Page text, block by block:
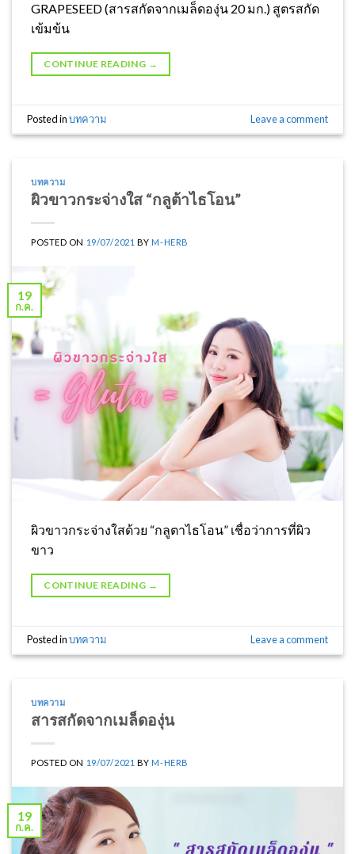
GRAPESEED (สารสกัดจากเมล็ดองุ่น 20 มก.) สูตรสกัด
เข้มข้น
CONTINUE READING →
Posted inบทความ Leave a comment
บทความ
ผิวขาวกระจ่างใส “กลูต้าไธโอน”
POSTED ON 19/07/2021 BYM-HERB
19
ก.ค.
ผิวขาวกระจ่างใสด้วย “กลูตาไธโอน” เชื่อว่าการที่ผิว
ขาว
CONTINUE READING →
Posted inบทความ Leave a comment
บทความ
สารสกัดจากเมล็ดองุ่น
POSTED ON 19/07/2021 BYM-HERB
19
ก.ค.